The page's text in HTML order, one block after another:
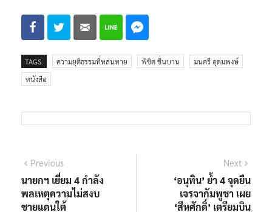
TAGS: ความยุติธรรมที่หล่นหาย พิชิต ชื่นบาน
มนตรี อุดมพงษ์
หนังสือ
แนะแนว
เรื่อง
PreviousPrevious
post:
นายกฯ เยี่ยม 4 กำลัง
พลเหตุความไม่สงบ
ชายแดนใต้
Next
post:
‘อนุทิน’ ย้ำ 4 จุดยืน
เจรจากัมพูชา เผย
‘สีหศักดิ์’ เตรียมบิน